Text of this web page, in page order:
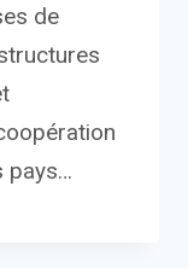
de
pays…